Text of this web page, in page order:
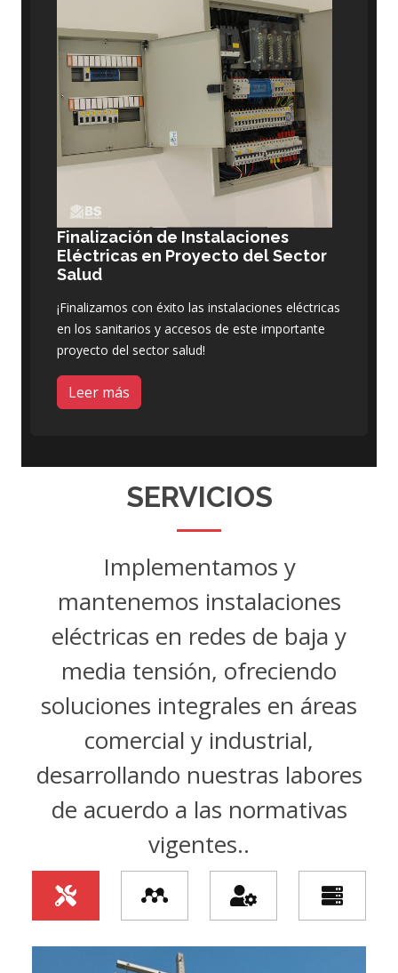
Finalización de Instalaciones
Eléctricas en Proyecto del Sector
Salud
¡Finalizamos con éxito las instalaciones eléctricas
en los sanitarios y accesos de este importante
proyecto del sector salud!
Leer más
SERVICIOS
Implementamos y
mantenemos instalaciones
eléctricas en redes de baja y
media tensión, ofreciendo
soluciones integrales en áreas
comercial y industrial,
desarrollando nuestras labores
de acuerdo a las normativas
vigentes..